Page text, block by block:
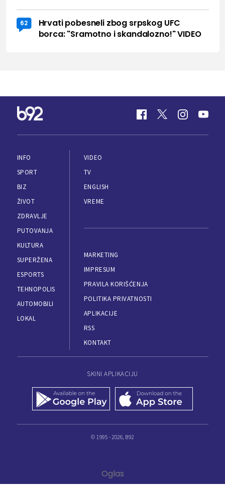
62
Hrvati pobesneli zbog srpskog UFC
borca: "Sramotno i skandalozno!" VIDEO
INFO
SPORT
BIZ
ŽIVOT
ZDRAVLJE
PUTOVANJA
KULTURA
SUPERŽENA
ESPORTS
TEHNOPOLIS
AUTOMOBILI
LOKAL
VIDEO
TV
ENGLISH
VREME
MARKETING
IMPRESUM
PRAVILA KORIŠĆENJA
POLITIKA PRIVATNOSTI
APLIKACIJE
RSS
KONTAKT
SKINI APLIKACIJU
© 1995 - 2026, B92